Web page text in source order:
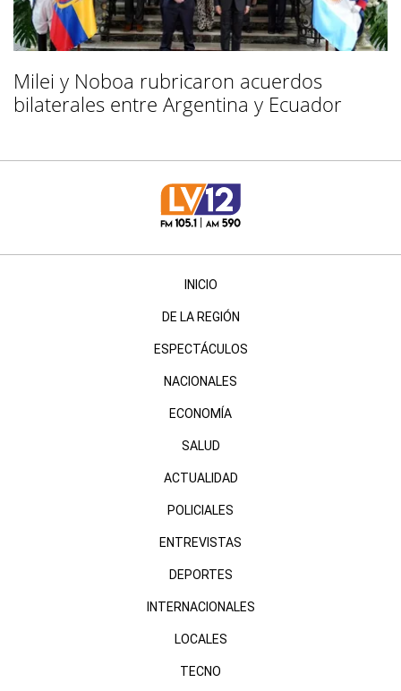
Milei y Noboa rubricaron acuerdos
bilaterales entre Argentina y Ecuador
INICIO
DE LA REGIÓN
ESPECTÁCULOS
NACIONALES
ECONOMÍA
SALUD
ACTUALIDAD
POLICIALES
ENTREVISTAS
DEPORTES
INTERNACIONALES
LOCALES
TECNO